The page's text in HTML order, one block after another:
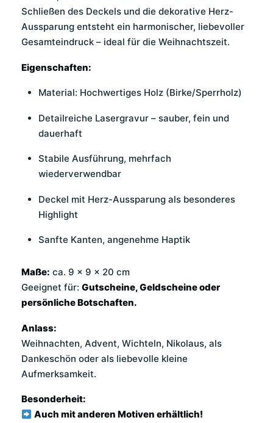
Schließen des Deckels und die dekorative Herz-
Aussparung entsteht ein harmonischer, liebevoller
Gesamteindruck – ideal für die Weihnachtszeit.
Eigenschaften:
Material: Hochwertiges Holz (Birke/Sperrholz)
Detailreiche Lasergravur – sauber, fein und
dauerhaft
Stabile Ausführung, mehrfach
wiederverwendbar
Deckel mit Herz-Aussparung als besonderes
Highlight
Sanfte Kanten, angenehme Haptik
Maße: ca. 9 × 9 × 20 cm
Geeignet für: Gutscheine, Geldscheine oder
persönliche Botschaften.
Anlass:
Weihnachten, Advent, Wichteln, Nikolaus, als
Dankeschön oder als liebevolle kleine
Aufmerksamkeit.
Besonderheit:
Auch mit anderen Motiven erhältlich!